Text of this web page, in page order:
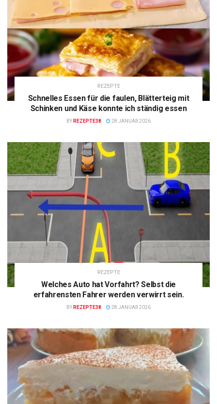
REZEPTE
Schnelles Essen für die faulen, Blätterteig mit
Schinken und Käse konnte ich ständig essen
BY REZEPTE38 28 JANUAR 2026
REZEPTE
Welches Auto hat Vorfahrt? Selbst die
erfahrensten Fahrer werden verwirrt sein.
BY REZEPTE38 28 JANUAR 2026